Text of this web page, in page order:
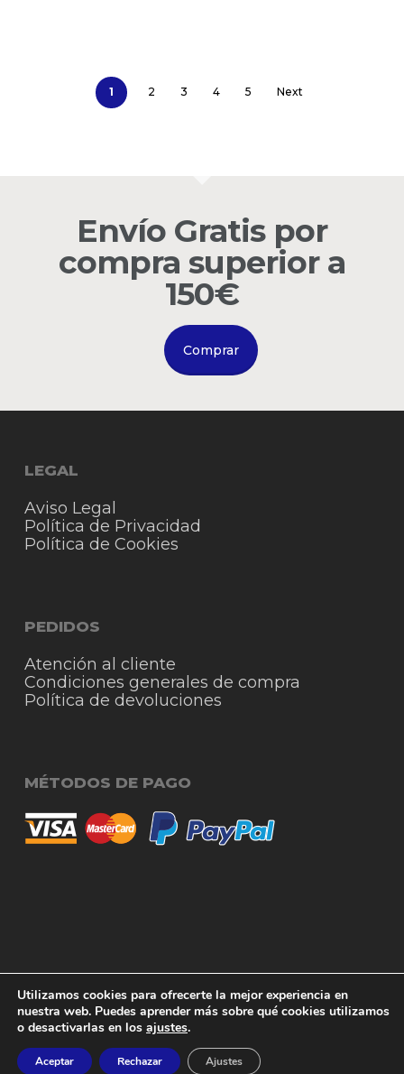
Subtotal: 0,00
Ver carrito
1 2 3 4 5 Next
Envío Gratis por
compra superior a
150€
Comprar
LEGAL
Aviso Legal
Política de Privacidad
Política de Cookies
PEDIDOS
Atención al cliente
Condiciones generales de compra
Política de devoluciones
MÉTODOS DE PAGO
© 2026 RigmoSur. Proyecto realizado por Grado
Creativo Agencia de Publicidad
facebookinstagramwhatsappphone
Utilizamos cookies para ofrecerte la mejor experiencia en
nuestra web. Puedes aprender más sobre qué cookies utilizamos
o desactivarlas en los ajustes.
Aceptar Rechazar Ajustes